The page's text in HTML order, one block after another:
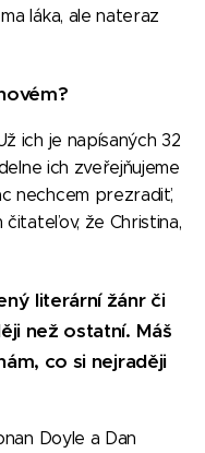
láka, ale nateraz
ich je napísaných 32
ich zveřejňujeme
nechcem prezradiť,
že Christina,
literární žánr či
než ostatní. Máš
co si nejraději
Doyle a Dan